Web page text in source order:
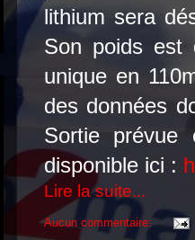
lithium sera
Son poids est
unique en
des données
Sortie
disponible ici :
Lire la suite...
Aucun commentaire: